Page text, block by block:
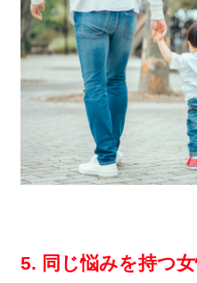
5. 同じ悩みを持つ